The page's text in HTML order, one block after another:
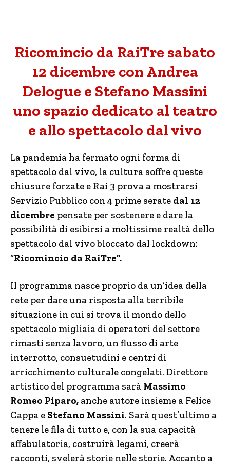
Ricomincio da RaiTre sabato
12 dicembre con Andrea
Delogue e Stefano Massini
uno spazio dedicato al teatro
e allo spettacolo dal vivo
La pandemia ha fermato ogni forma di
spettacolo dal vivo, la cultura soffre queste
chiusure forzate e Rai 3 prova a mostrarsi
Servizio Pubblico con 4 prime serate dal 12
dicembre pensate per sostenere e dare la
possibilità di esibirsi a moltissime realtà dello
spettacolo dal vivo bloccato dal lockdown:
“Ricomincio da RaiTre”.
Il programma nasce proprio da un’idea della
rete per dare una risposta alla terribile
situazione in cui si trova il mondo dello
spettacolo migliaia di operatori del settore
rimasti senza lavoro, un flusso di arte
interrotto, consuetudini e centri di
arricchimento culturale congelati. Direttore
artistico del programma sarà Massimo
Romeo Piparo, anche autore insieme a Felice
Cappa e Stefano Massini. Sarà quest’ultimo a
tenere le fila di tutto e, con la sua capacità
affabulatoria, costruirà legami, creerà
racconti, svelerà storie nelle storie. Accanto a